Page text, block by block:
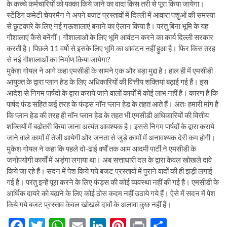
के कच्चे कर्मचारियों को पक्का किये जाने का वादा किस तरी से पूरा किया जायेगा।
स्टेंडिंग कमेटी चेयरमैन ने अपने बजट प्रस्तावों में दिल्ली में आवारा पशुओं की समस्या
से छुटकारे के लिए नई गऊशालाएं बनाने का ऐलान किया है। परंतु बिना भूमि के यह
गौशालाएं कैसे बनेंगीं। गौशालाओं के लिए भूमि आवंटन करने का कार्य दिल्ली सरकार
करती है। पिछले 11 वर्षो से इसके लिए भूमि का आवंटन नहीं हुआ है। फिर किस तरह
से नई गौशालाओं का निर्माण किया जायेगा?
मुकेश गोयल ने आगे कहा एमसीडी के सामने एक और बड़ा मुद्दा है। हाल ही में एमसीडी
आयुक्त के द्वारा प्लान हेड के लिए अधिकारियों की वित्तीय शक्तियां बढ़ाई गई हैं। इस
आदेश से निगम पार्षदों के द्वारा कराये जाने वालों कार्यों में कोई लाभ नहीं है। कारण है कि
पार्षद फंड सहित कई तरह के फंड्स नॉन प्लान हेड के तहत आते हैं। अतः हमारी मांग है
कि प्लान हेड की तरह ही नॉन प्लान हेड के तहत भी एमसीडी अधिकारियों की वित्तीय
शक्तियों में बढ़ोतरी किया जाना अत्यंत आवश्यक है। इससे निगम पार्षदों के द्वारा कराये
जाने वाले कामों में तेजी आयेगी और जनता से जुड़े कामों में अनावश्यक देरी कम होगी।
मुकेश गोयल ने कहा कि पहले दो-ढाई वर्षों तक आम आदमी पार्टी ने एमसीडी के
जनोपयोगी कार्यों में अड़ंगा लगाया था। अब सत्ताधारी दल के द्वारा केवल खोखले दावे
किये जा रहे हैं। सदन में पेश किये गये बजट प्रस्तावों में पुराने वादों की ही झड़ी लगाई
गई है। परंतु इन्हें पूरा करने के लिए फंड्स की कोई व्यवस्था नहीं की गई है। एमसीडी के
आर्थिक दायरे को बढ़ाने के लिए कोई ठोस कदम नहीं उठाये गये हैं। ऐसे में सदन में पेश
किये गये बजट प्रस्ताव केवल खोखले दावों के अलावा कुछ नहीं हैं।